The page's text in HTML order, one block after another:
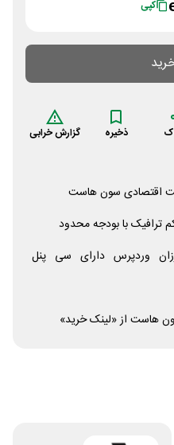
کپی
ذخیره گزارش خرابی
ترافیک با بودجه محدود
وردپرس دارای سی پنل
هاست از «لینک خرید»